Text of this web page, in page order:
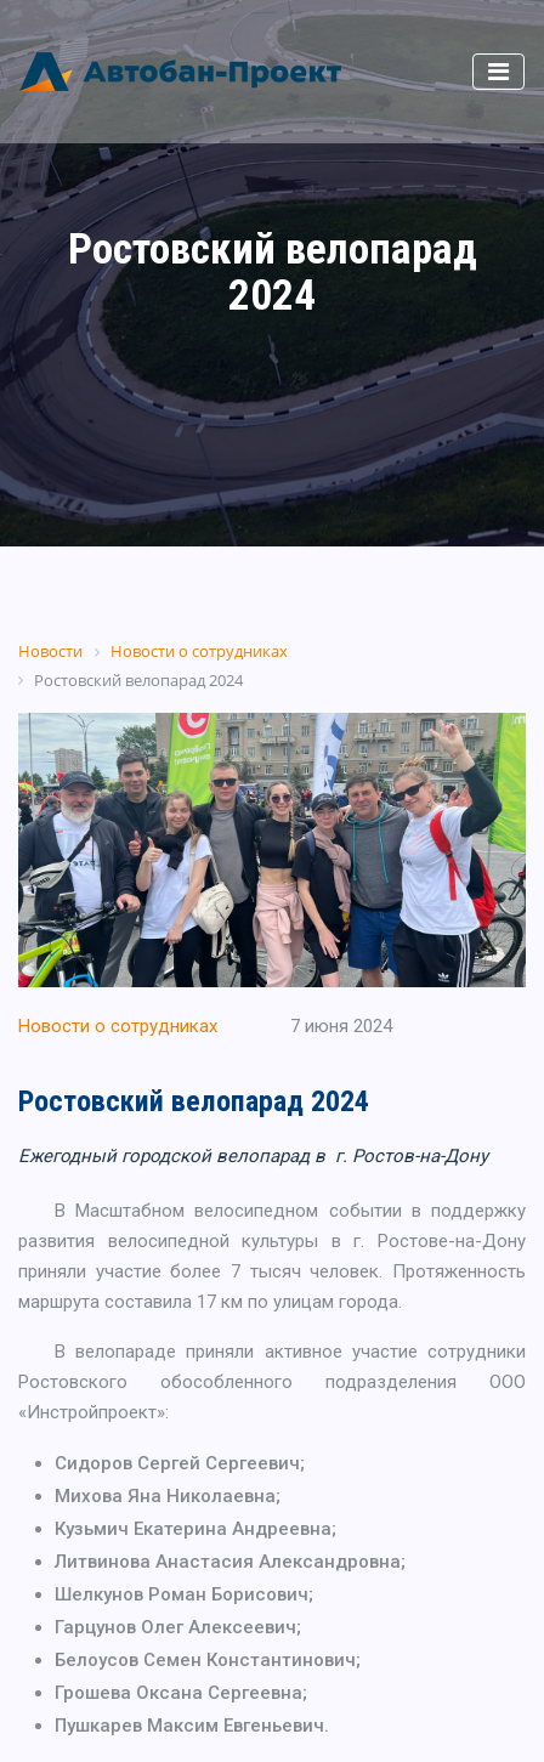
Ростовский велопарад
2024
Новости
Новости о сотрудниках
Ростовский велопарад 2024
Новости о сотрудниках 7 июня 2024
Ростовский велопарад 2024
Ежегодный городской велопарад в г. Ростов-на-Дону
В Масштабном велосипедном событии в поддержку
развития велосипедной культуры в г. Ростове-на-Дону
приняли участие более 7 тысяч человек. Протяженность
маршрута составила 17 км по улицам города.
В велопараде приняли активное участие сотрудники
Ростовского обособленного подразделения ООО
«Инстройпроект»:
Сидоров Сергей Сергеевич;
Михова Яна Николаевна;
Кузьмич Екатерина Андреевна;
Литвинова Анастасия Александровна;
Шелкунов Роман Борисович;
Гарцунов Олег Алексеевич;
Белоусов Семен Константинович;
Грошева Оксана Сергеевна;
Пушкарев Максим Евгеньевич.